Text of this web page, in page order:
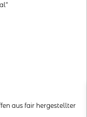
aus fair hergestellter